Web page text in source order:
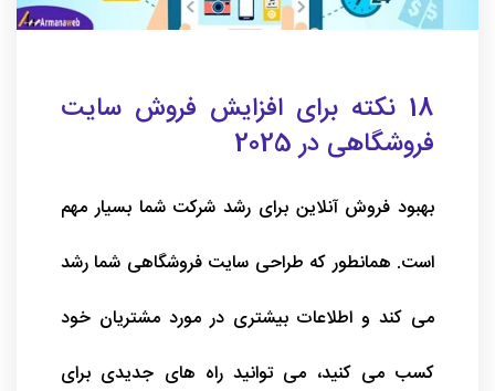
18 نکته برای افزایش فروش سایت
فروشگاهی در 2025
بهبود فروش آنلاین برای رشد شرکت شما بسیار مهم
است. همانطور که طراحی سایت فروشگاهی شما رشد
می کند و اطلاعات بیشتری در مورد مشتریان خود
کسب می کنید، می توانید راه های جدیدی برای